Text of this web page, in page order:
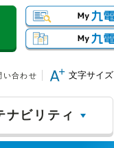
い合わせ 文字サイズ
ナビリティ